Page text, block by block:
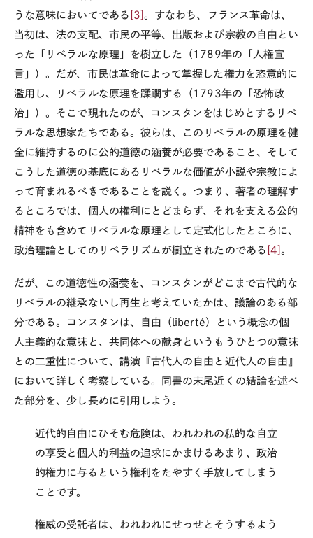
うな意味においてである [3]。すなわち、フランス革命は、
当初は、法の支配、市民の平等、出版および宗教の自由とい
った「リベラルな原理」を樹立した（ 1789年の「人権宣
言」）。だが、市民は革命によって掌握した権力を恣意的に
濫用し、リベラルな原理を蹂躙する（ 1793年の「恐怖政
治」）。そこで現れたのが、コンスタンをはじめとするリベ
ラルな思想家たちである。彼らは、このリベラルの原理を健
全に維持するのに公的道徳の涵養が必要であること、そして
こうした道徳の基底にあるリベラルな価値が小説や宗教によ
って育まれるべきであることを説く。つまり、著者の理解す
るところでは、個人の権利にとどまらず、それを支える公的
精神をも含めてリベラルな原理として定式化したところに、
政治理論としてのリベラリズムが樹立されたのである [4]。
だが、この道徳性の涵養を、コンスタンがどこまで古代的な
リベラルの継承ないし再生と考えていたかは、議論のある部
分である。コンスタンは、自由（ liberté ）という概念の個
人主義的な意味と、共同体への献身というもうひとつの意味
との二重性について、講演『古代人の自由と近代人の自由』
において詳しく考察している。同書の末尾近くの結論を述べ
た部分を、少し長めに引用しよう。
近代的自由にひそむ危険は、われわれの私的な自立
の享受と個人的利益の追求にかまけるあまり、政治
的権力に与るという権利をたやすく手放してしまう
ことです。
権威の受託者は、われわれにせっせとそうするよう